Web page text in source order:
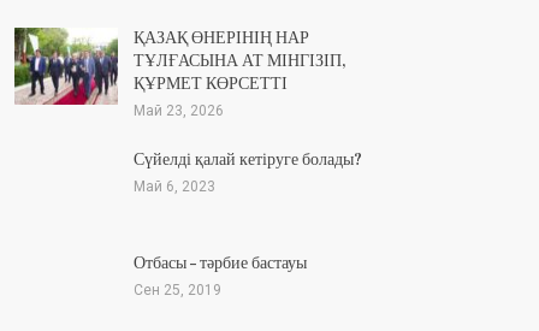
ҚАЗАҚ ӨНЕРІНІҢ НАР
ТҰЛҒАСЫНА АТ МІНГІЗІП,
ҚҰРМЕТ КӨРСЕТТІ
Май 23, 2026
Сүйелді қалай кетіруге болады?
Май 6, 2023
Отбасы – тәрбие бастауы
Сен 25, 2019